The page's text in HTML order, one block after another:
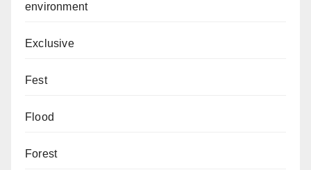
environment
Exclusive
Fest
Flood
Forest